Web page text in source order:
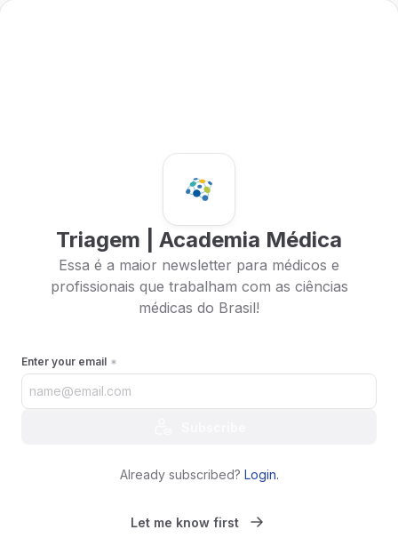
Triagem | Academia Médica
Essa é a maior newsletter para médicos e
profissionais que trabalham com as ciências
médicas do Brasil!
Enter your email
Already subscribed? Login.
Let me know first